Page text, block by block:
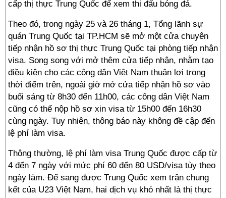
cấp thị thực Trung Quốc để xem thi đấu bóng đá.
Theo đó, trong ngày 25 và 26 tháng 1, Tổng lãnh sự
quán Trung Quốc tại TP.HCM sẽ mở một cửa chuyên
tiếp nhận hồ sơ thị thực Trung Quốc tại phòng tiếp nhận
visa. Song song với mở thêm cửa tiếp nhận, nhằm tạo
điều kiện cho các công dân Việt Nam thuận lợi trong
thời điểm trên, ngoài giờ mở cửa tiếp nhận hồ sơ vào
buổi sáng từ 8h30 đến 11h00, các công dân Việt Nam
cũng có thể nộp hồ sơ xin visa từ 15h00 đến 16h30
cùng ngày. Tuy nhiên, thông báo này không đề cập đến
lệ phí làm visa.
Thông thường, lệ phí làm visa Trung Quốc được cấp từ
4 đến 7 ngày với mức phí 60 đến 80 USD/visa tùy theo
ngày làm. Để sang được Trung Quốc xem trận chung
kết của U23 Việt Nam, hai dịch vụ khó nhất là thị thực